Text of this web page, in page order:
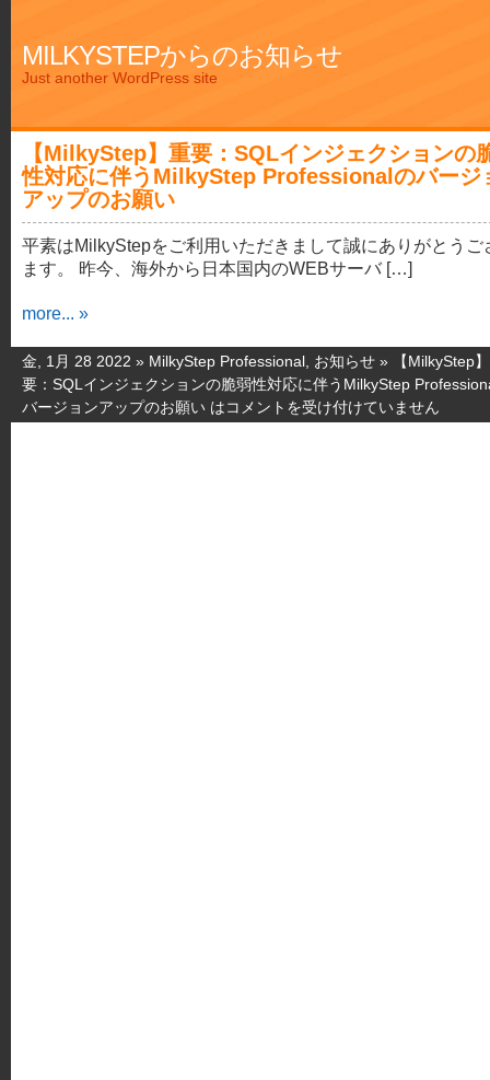
MILKYSTEPからのお知らせ
Just another WordPress site
【MilkyStep】重要：SQLインジェクションの
性対応に伴うMilkyStep Professionalのバージ
アップのお願い
平素はMilkyStepをご利用いただきまして誠にありがとうご
ます。 昨今、海外から日本国内のWEBサーバ […]
more... »
金, 1月 28 2022 » MilkyStep Professional お知らせ »
【MilkyStep
要：SQLインジェクションの脆弱性対応に伴うMilkyStep
バージョンアップのお願い はコメントを受け付けていません